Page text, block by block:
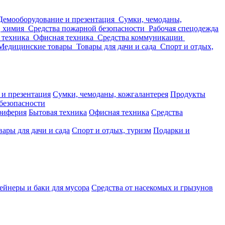
и презентация Сумки, чемоданы,
химия Средства пожарной безопасности Рабочая спецодежда
Офисная техника Средства коммуникации
товары Товары для дачи и сада Спорт и отдых,
презентация Сумки, чемоданы, кожгалантерея Продукты
Бытовая техника Офисная техника Средства
для дачи и сада Спорт и отдых, туризм Подарки и
и баки для мусора Средства от насекомых и грызунов